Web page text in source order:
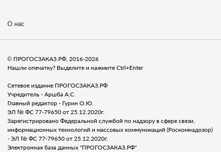
О нас
© ПРОГОСЗАКАЗ.РФ, 2016-2026
Нашли опечатку? Выделите и нажмите Ctrl+Enter
Сетевое издание ПРОГОСЗАКАЗ.РФ
Учредитель - Аршба А.С.
Главный редактор - Гурин О.Ю.
ЭЛ № ФС 77-79650 от 25.12.2020г.
Зарегистрировано Федеральной службой по надзору в сфере связи,
информационных технологий и массовых коммуникаций (Роскомнадозор)
- ЭЛ № ФС 77-79650 от 25.12.2020г.
Электронная база данных "ПРОГОСЗАКАЗ.РФ"